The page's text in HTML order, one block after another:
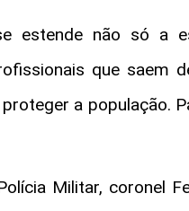
estende não só
que saem
a população.
Militar, coronel